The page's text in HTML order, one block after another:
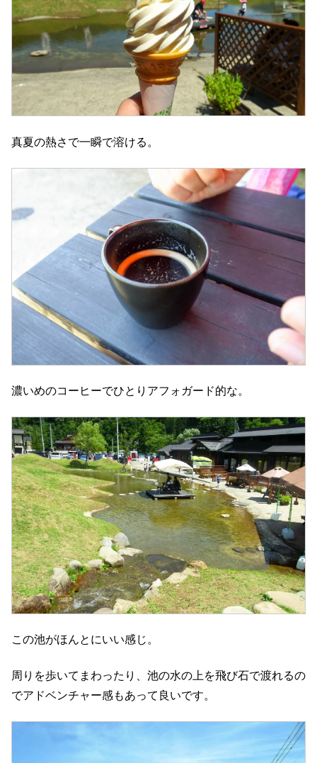
真夏の熱さで一瞬で溶ける。
濃いめのコーヒーでひとりアフォガード的な。
この池がほんとにいい感じ。
周りを歩いてまわったり、池の水の上を飛び石で渡れるの
でアドベンチャー感もあって良いです。